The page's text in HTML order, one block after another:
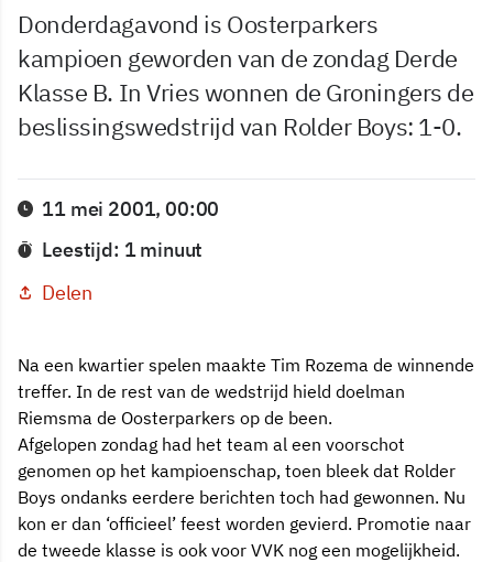
Donderdagavond is Oosterparkers
kampioen geworden van de zondag Derde
Klasse B. In Vries wonnen de Groningers de
beslissingswedstrijd van Rolder Boys: 1-0.
11 mei 2001, 00:00
Leestijd: 1 minuut
Delen
Na een kwartier spelen maakte Tim Rozema de winnende
treffer. In de rest van de wedstrijd hield doelman
Riemsma de Oosterparkers op de been.
Afgelopen zondag had het team al een voorschot
genomen op het kampioenschap, toen bleek dat Rolder
Boys ondanks eerdere berichten toch had gewonnen. Nu
kon er dan ‘officieel’ feest worden gevierd. Promotie naar
de tweede klasse is ook voor VVK nog een mogelijkheid.